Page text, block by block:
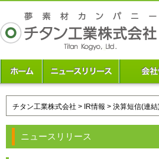
チタン工業株式会社 > IR情報 > 決算短信(連結
ニュースリリース